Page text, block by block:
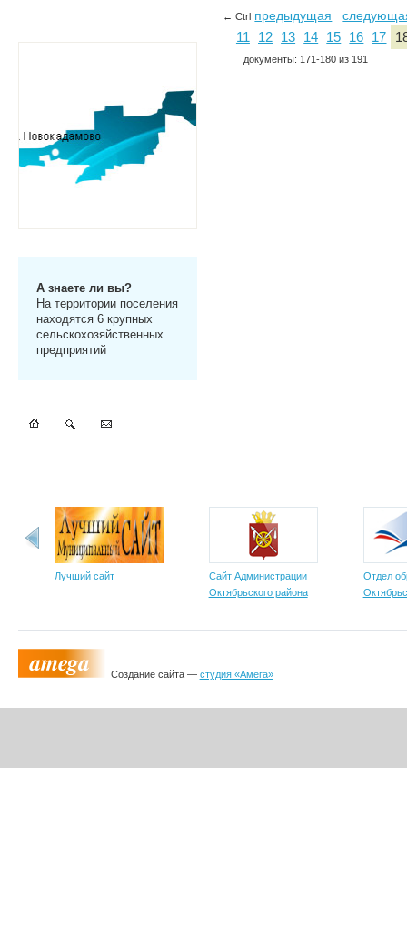
А знаете ли вы?
На территории поселения
находятся 6 крупных
сельскохозяйственных
предприятий
← Ctrl предыдущая
11 12 13 14 15 16 17
документы: 171-180 из 191
Лучший сайт
Сайт Администрации
Октябрьского района
Отдел
Создание сайта — студия «Амега»